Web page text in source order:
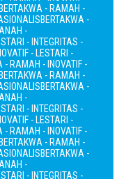
BERTAKWA - RAMAH -
BERTAKWA -
-
- INTEGRITAS -
- LESTARI -
- RAMAH - INOVATIF -
BERTAKWA - RAMAH -
BERTAKWA -
-
- INTEGRITAS -
- LESTARI -
- RAMAH - INOVATIF -
BERTAKWA - RAMAH -
BERTAKWA -
-
- INTEGRITAS -